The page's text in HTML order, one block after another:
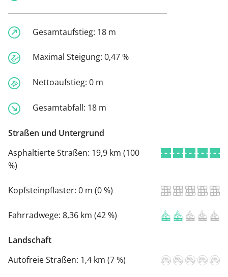
Gesamtaufstieg: 18 m
Maximal Steigung: 0,47 %
Nettoaufstieg: 0 m
Gesamtabfall: 18 m
Straßen und Untergrund
Asphaltierte Straßen: 19,9 km (100
%)
Kopfsteinpflaster: 0 m (0 %)
Fahrradwege: 8,36 km (42 %)
Landschaft
Autofreie Straßen: 1,4 km (7 %)